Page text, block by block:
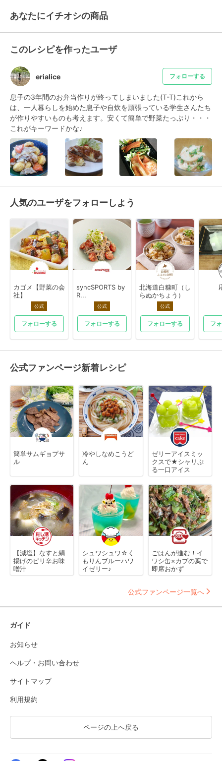
あなたにイチオシの商品
このレシピを作ったユーザ
erialice フォローする
息子の3年間のお弁当作りが終ってしまいました(T-T)これから
は、一人暮らしを始めた息子や自炊を頑張っている学生さんたち
が作りやすいものも考えます。安くて簡単で野菜たっぷり・・・
これがキーワードかな♪
人気のユーザをフォローしよう
カゴメ【野菜の会
社】
公式
フォローする
syncSPORTS by
R...
公式
フォローする
北海道白糠町（し
らぬかちょう）
公式
フォローする フ
公式ファンページ新着レシピ
簡単サムギョプサ
ル
冷やしなめこうど
ん
ゼリーアイスミッ
クスで★シャリぷ
る一口アイス
【減塩】なすと絹
揚げのピリ辛お味
噌汁
シュワシュワ☆く
もりんブルーハワ
イゼリー♪
ごはんが進む！イ
ワシ缶×カブの葉で
即席おかず
公式ファンページ一覧へ
ガイド
お知らせ
ヘルプ・お問い合わせ
サイトマップ
利用規約
ページの上へ戻る